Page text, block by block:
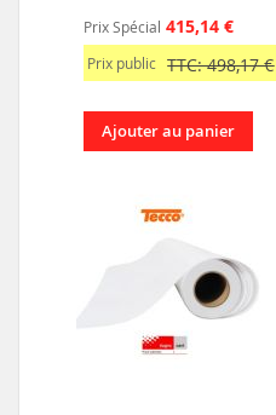
Prix Spécial 415,14 €
Prix public TTC: 498,17 €
Ajouter au panier